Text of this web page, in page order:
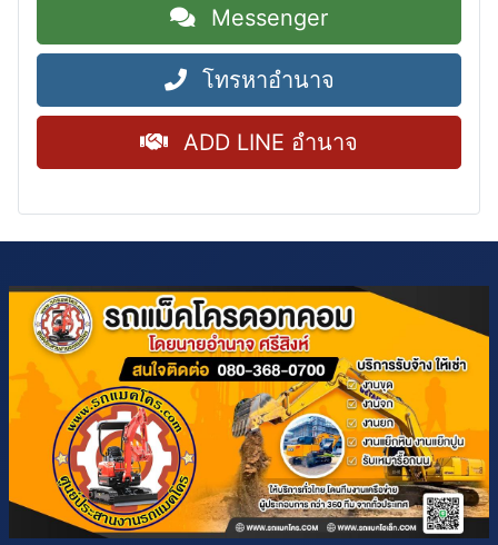
Messenger
โทรหาอำนาจ
ADD LINE อำนาจ